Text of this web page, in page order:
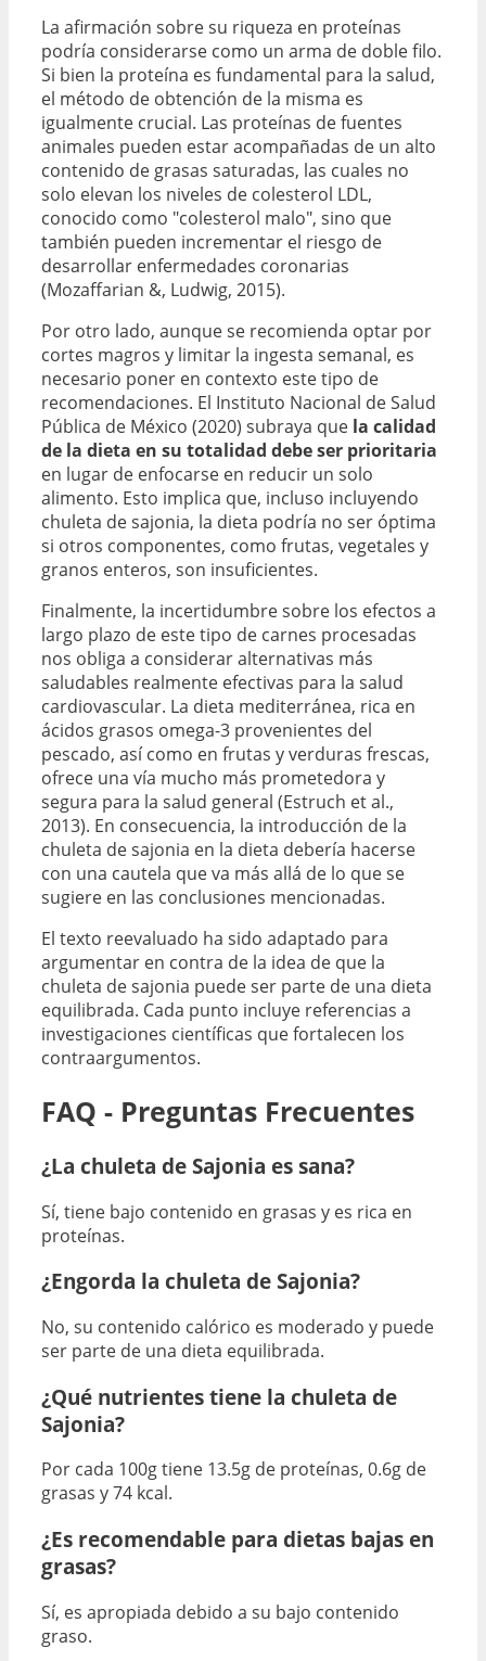
La afirmación sobre su riqueza en proteínas
podría considerarse como un arma de doble filo.
Si bien la proteína es fundamental para la salud,
el método de obtención de la misma es
igualmente crucial. Las proteínas de fuentes
animales pueden estar acompañadas de un alto
contenido de grasas saturadas, las cuales no
solo elevan los niveles de colesterol LDL,
conocido como "colesterol malo", sino que
también pueden incrementar el riesgo de
desarrollar enfermedades coronarias
(Mozaffarian &, Ludwig, 2015).
Por otro lado, aunque se recomienda optar por
cortes magros y limitar la ingesta semanal, es
necesario poner en contexto este tipo de
recomendaciones. El Instituto Nacional de Salud
Pública de México (2020) subraya que la calidad
de la dieta en su totalidad debe ser prioritaria
en lugar de enfocarse en reducir un solo
alimento. Esto implica que, incluso incluyendo
chuleta de sajonia, la dieta podría no ser óptima
si otros componentes, como frutas, vegetales y
granos enteros, son insuficientes.
Finalmente, la incertidumbre sobre los efectos a
largo plazo de este tipo de carnes procesadas
nos obliga a considerar alternativas más
saludables realmente efectivas para la salud
cardiovascular. La dieta mediterránea, rica en
ácidos grasos omega-3 provenientes del
pescado, así como en frutas y verduras frescas,
ofrece una vía mucho más prometedora y
segura para la salud general (Estruch et al.,
2013). En consecuencia, la introducción de la
chuleta de sajonia en la dieta debería hacerse
con una cautela que va más allá de lo que se
sugiere en las conclusiones mencionadas.
El texto reevaluado ha sido adaptado para
argumentar en contra de la idea de que la
chuleta de sajonia puede ser parte de una dieta
equilibrada. Cada punto incluye referencias a
investigaciones científicas que fortalecen los
contraargumentos.
FAQ - Preguntas Frecuentes
¿La chuleta de Sajonia es sana?
Sí, tiene bajo contenido en grasas y es rica en
proteínas.
¿Engorda la chuleta de Sajonia?
No, su contenido calórico es moderado y puede
ser parte de una dieta equilibrada.
¿Qué nutrientes tiene la chuleta de
Sajonia?
Por cada 100g tiene 13.5g de proteínas, 0.6g de
grasas y 74 kcal.
¿Es recomendable para dietas bajas en
grasas?
Sí, es apropiada debido a su bajo contenido
graso.